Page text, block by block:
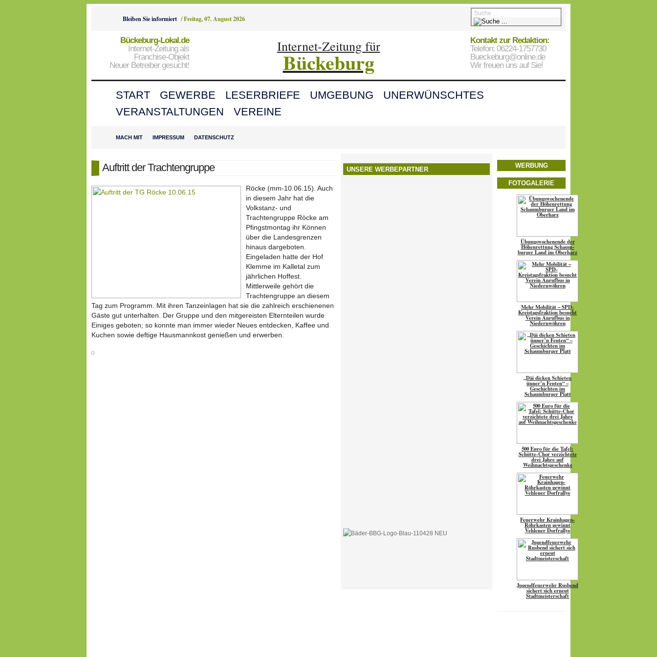
Bleiben Sie informiert /Freitag, 07. August 2026
Bückeburg-Lokal.de
Internet-Zeitung als
Franchise-Objekt
Neuer Betreiber gesucht!
Internet-Zeitung für
Bückeburg
Kontakt zur Redaktion:
Telefon: 06224-1757730
Bueckeburg@online.de
Wir freuen uns auf Sie!
START GEWERBE LESERBRIEFE UMGEBUNG
UNERWÜNSCHTES
VERANSTALTUNGEN
VEREINE
MACH MIT IMPRESSUM DATENSCHUTZ
Auftritt der Trachtengruppe
Röcke (mm-10.06.15). Auch
in diesem Jahr hat die
Volkstanz- und
Trachtengruppe Röcke am
Pfingstmontag ihr Können
über die Landesgrenzen
hinaus dargeboten.
Eingeladen hatte der Hof
Klemme im Kalletal zum
jährlichen Hoffest.
Mittlerweile gehört die
Trachtengruppe an diesem
Tag zum Programm. Mit ihren Tanzeinlagen hat sie die zahlreich erschienenen
Gäste gut unterhalten. Der Gruppe und den mitgereisten Elternteilen wurde
Einiges geboten; so konnte man immer wieder Neues entdecken, Kaffee und
Kuchen sowie deftige Hausmannkost genießen und erwerben.
UNSERE WERBEPARTNER
WERBUNG
FOTOGALERIE
Übungs­wo­chen­ende der
Höhen­ret­tung Schaum­
burger Land im Oberharz
Mehr Mobilität – SPD-
Kreistagsfraktion besucht
Verein Anrufbus in
Niedernwöhren
„Däi dicken Schieten
ünner’n Feuten“ –
Geschichten im
Schaumburger Platt
500 Euro für die Tafel:
Schütte-Chor verzichtete
drei Jahre auf
Weihnachtsgeschenke
Feuerwehr Krainhagen-
Röhrkasten gewinnt
Vehlener Dorfrallye
Jugendfeuerwehr Rusbend
sichert sich erneut
Stadtmeisterschaft